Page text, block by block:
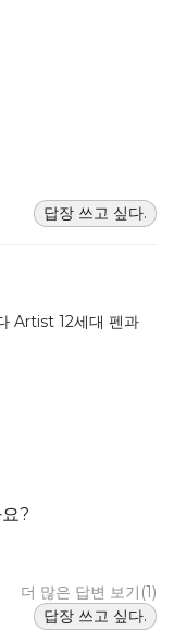
답장 쓰고 싶다.
?
더 많은 답변 보기(1)
답장 쓰고 싶다.